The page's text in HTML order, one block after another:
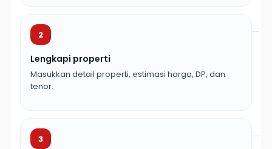
2
Lengkapi properti
Masukkan detail properti, estimasi harga, DP, dan
tenor.
3